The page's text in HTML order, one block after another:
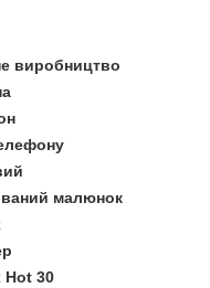
виробництво
малюнок
Hot 30